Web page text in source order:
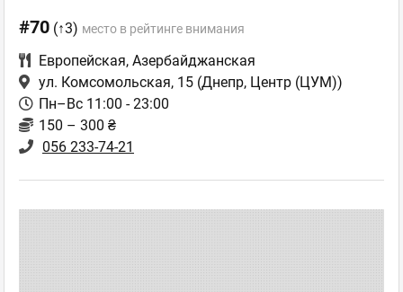
#70 (↑3) место в рейтинге внимания
Европейская, Азербайджанская
ул. Комсомольская, 15 (Днепр, Центр (ЦУМ))
Пн–Вс 11:00 - 23:00
150 – 300 ₴
056 233-74-21